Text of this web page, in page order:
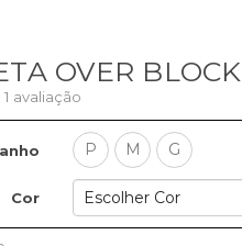
OVER BLOCK
1 avaliação
P M G
Cor